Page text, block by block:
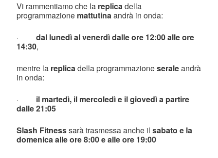
Vi rammentiamo che la replicadella
programmazione mattutinaandrà in onda:
·dal lunedì al venerdì dalle ore 12:00 alle ore
14:30,
mentre la replicadella programmazioneseraleandrà
in onda:
·
il martedì, il mercoledì e il giovedì a partire
dalle 21:05
Slash Fitnesssarà trasmessa anche ilsabato e la
domenica alle ore 8:00 e alle ore 19:00